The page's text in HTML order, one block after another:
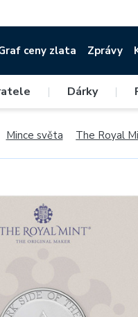
ceny zlata Zprávy
| Dárky |
Mince světa The Royal